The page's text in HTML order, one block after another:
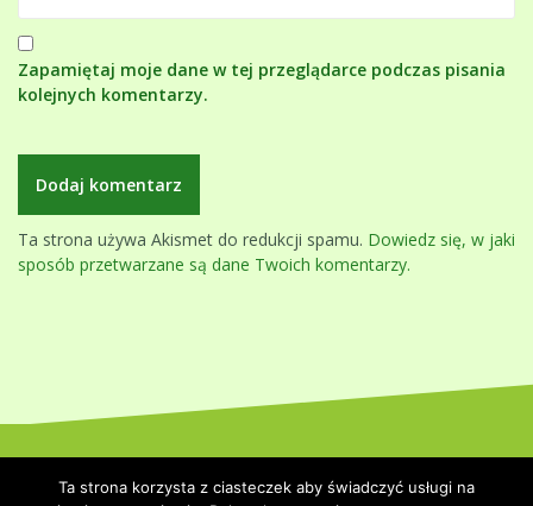
Zapamiętaj moje dane w tej przeglądarce podczas pisania
kolejnych komentarzy.
Ta strona używa Akismet do redukcji spamu. Dowiedz się, w jaki
sposób przetwarzane są dane Twoich komentarzy.
Themeisle.
Ta strona korzysta z ciasteczek aby świadczyć usługi na